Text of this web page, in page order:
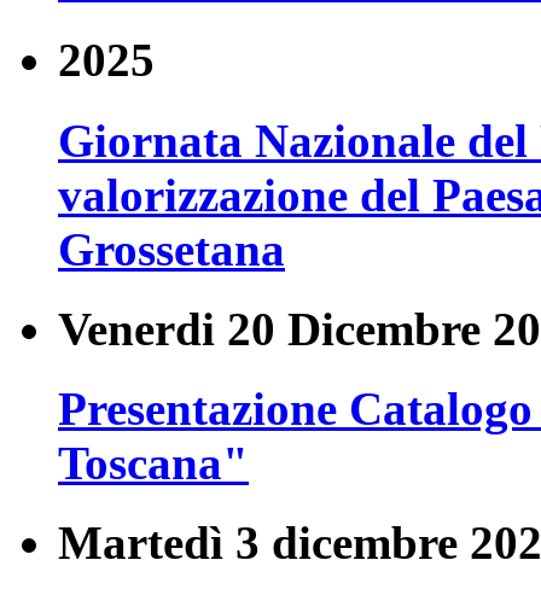
2025
Giornata Nazionale
valorizzazione del
Grossetana
Venerdi 20 Dicembre
Presentazione
Toscana"
Martedì 3 dicembre